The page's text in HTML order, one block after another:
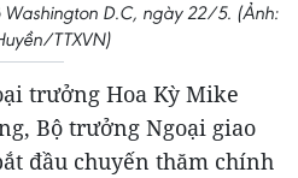
D.C, ngày 22/5. (Ảnh:
TTXVN)
trưởng Hoa Kỳ Mike
Bộ trưởng Ngoại giao
đầu chuyến thăm chính